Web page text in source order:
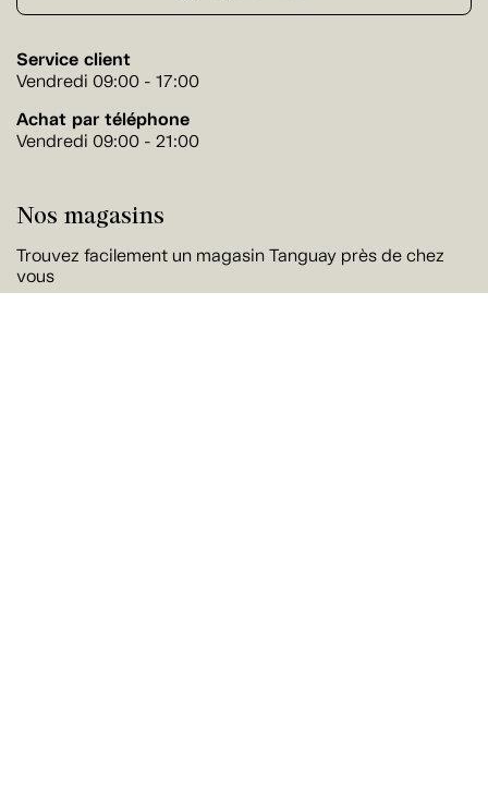
Service client
Vendredi 09:00 - 17:00
Achat par téléphone
Vendredi 09:00 - 21:00
Nos magasins
Trouvez facilement un magasin Tanguay près de chez
vous